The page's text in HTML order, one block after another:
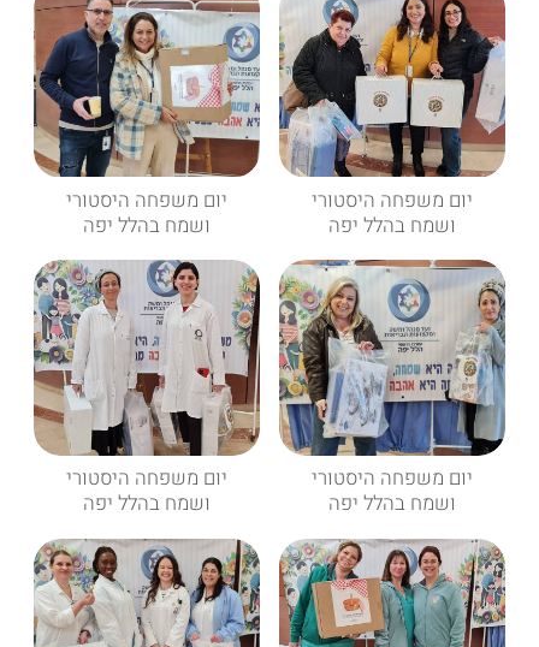
יום משפחה היסטורי
ושמח בהלל יפה
יום משפחה היסטורי
ושמח בהלל יפה
יום משפחה היסטורי
ושמח בהלל יפה
יום משפחה היסטורי
ושמח בהלל יפה